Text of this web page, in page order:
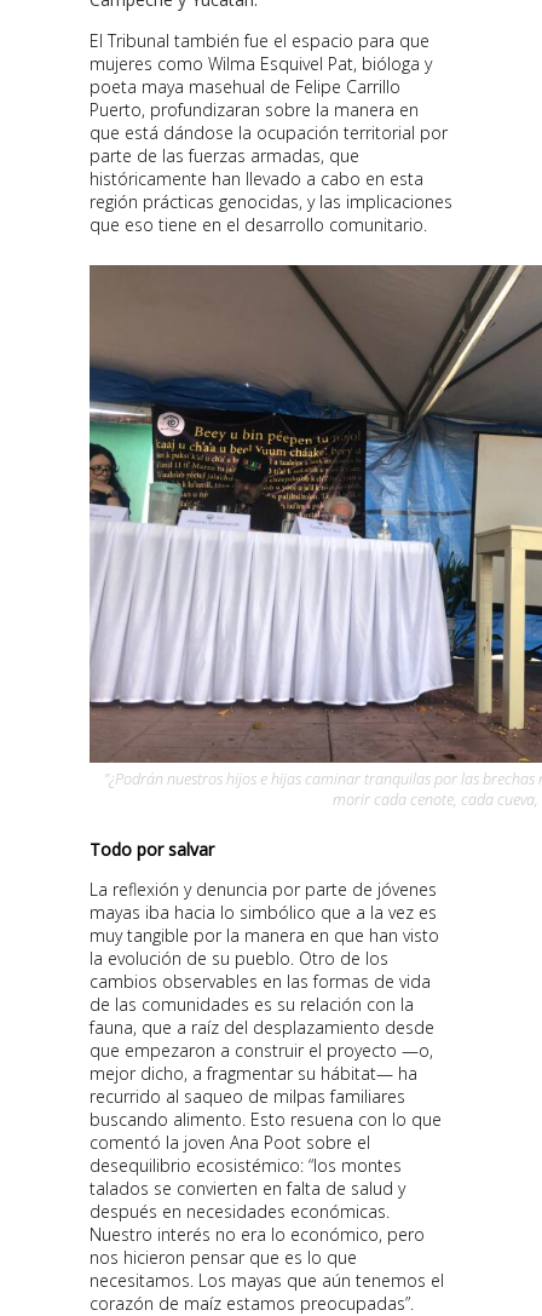
El Tribunal también fue el espacio para que
mujeres como Wilma Esquivel Pat, bióloga y
poeta maya masehual de Felipe Carrillo
Puerto, profundizaran sobre la manera en
que está dándose la ocupación territorial por
parte de las fuerzas armadas, que
históricamente han llevado a cabo en esta
región prácticas genocidas, y las implicaciones
que eso tiene en el desarrollo comunitario.
”¿Podrán nuestros hijos e hijas caminar tranquilas por las brechas
morir cada cenote, cada
Todo por salvar
La reflexión y denuncia por parte de jóvenes
mayas iba hacia lo simbólico que a la vez es
muy tangible por la manera en que han visto
la evolución de su pueblo. Otro de los
cambios observables en las formas de vida
de las comunidades es su relación con la
fauna, que a raíz del desplazamiento desde
que empezaron a construir el proyecto —o,
mejor dicho, a fragmentar su hábitat— ha
recurrido al saqueo de milpas familiares
buscando alimento. Esto resuena con lo que
comentó la joven Ana Poot sobre el
desequilibrio ecosistémico: “los montes
talados se convierten en falta de salud y
después en necesidades económicas.
Nuestro interés no era lo económico, pero
nos hicieron pensar que es lo que
necesitamos. Los mayas que aún tenemos el
corazón de maíz estamos preocupadas”.